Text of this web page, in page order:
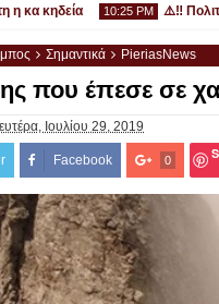
κηδεία 10:25 PM
03 Αυγ
⚠️‼️ Πολιτική
Σημαντικά PieriasNews
που έπεσε σε
Ιουλίου 29, 2019
Facebook 0